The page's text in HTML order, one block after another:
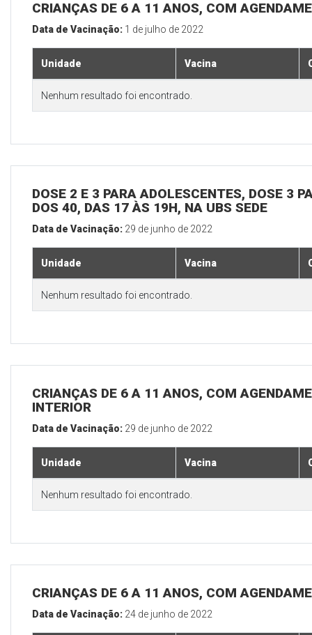
CRIANÇAS DE 6 A 11 ANOS, COM
Data de Vacinação: 1 de julho de 2022
Unidade Vacina
Nenhum resultado foi encontrado.
DOSE 2 E 3 PARA ADOLESCENTES, DOSE 3
DOS 40, DAS 17 ÀS 19H, NA UBS SEDE
Data de Vacinação: 29 de junho de 2022
Unidade Vacina
Nenhum resultado foi encontrado.
CRIANÇAS DE 6 A 11 ANOS, COM
INTERIOR
Data de Vacinação: 29 de junho de 2022
Unidade Vacina
Nenhum resultado foi encontrado.
CRIANÇAS DE 6 A 11 ANOS, COM
Data de Vacinação: 24 de junho de 2022